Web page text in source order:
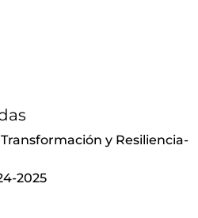
y Resiliencia-
2025